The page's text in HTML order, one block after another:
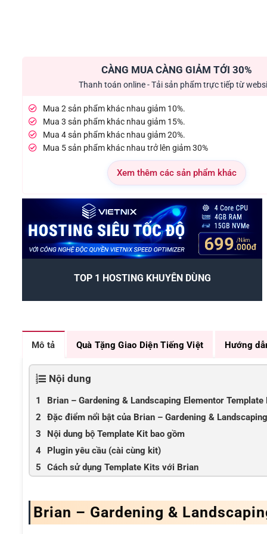
CÀNG MUA CÀNG GIẢM TỚI 30%
Thanh toán online - Tải sản phẩm trực tiếp từ
Mua 2 sản phẩm khác nhau giảm 10%.
Mua 3 sản phẩm khác nhau giảm 15%.
Mua 4 sản phẩm khác nhau giảm 20%.
Mua 5 sản phẩm khác nhau trở lên giảm 30%
Xem thêm các sản phẩm khác
TOP 1 HOSTING KHUYÊN DÙNG
Mô tả Quà Tặng Giao Diện Tiếng Việt Hướng
Nội dung
Brian – Gardening & Landscaping Elementor Template
Đặc điểm nổi bật của Brian – Gardening &
Nội dung bộ Template Kit bao gồm
Plugin yêu cầu (cài cùng kit)
Cách sử dụng Template Kits với Brian
Brian – Gardening &